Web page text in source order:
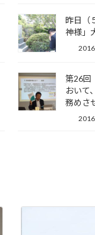
昨日（
神様」
第26回
おいて
務めさ